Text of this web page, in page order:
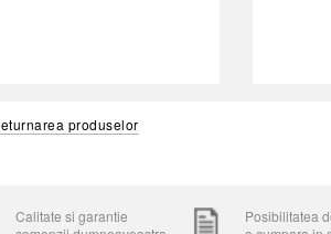
produselor
Calitate si garantie
Posibilitatea